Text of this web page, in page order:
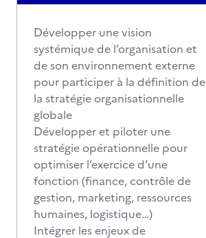
Développer une vision
systémique de l’organisation et
de son environnement externe
pour participer à la définition de
la stratégie organisationnelle
globale
Développer et piloter une
stratégie opérationnelle pour
optimiser l’exercice d’une
fonction (finance, contrôle de
gestion, marketing, ressources
humaines, logistique…)
Intégrer les enjeux de